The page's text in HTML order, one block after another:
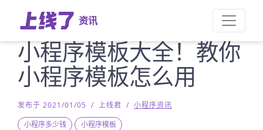
资讯
小程序模板大全！教你
小程序模板怎么用
发布于 2021/01/05 / 上线君 / 小程序资讯
小程序多少钱
小程序模板